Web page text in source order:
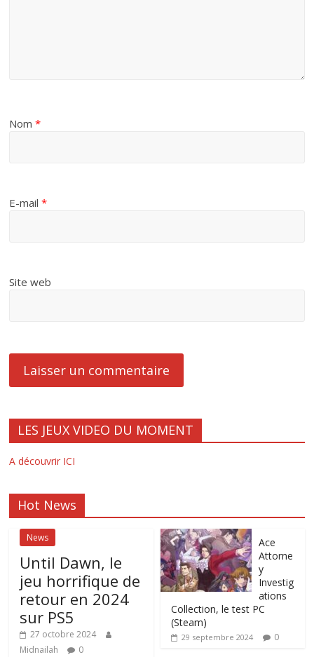
Nom*
E-mail*
Site web
LES JEUX VIDEO DU MOMENT
A découvrir ICI
Hot News
News
Until Dawn, le
jeu horrifique de
retour en 2024
sur PS5
27 octobre 2024
Midnailah
0
Ace
Attorne
y
Investig
ations
Collection, le test PC
(Steam)
29 septembre 2024 0